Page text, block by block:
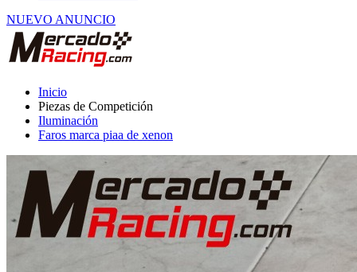
NUEVO ANUNCIO
Inicio
Piezas de Competición
Iluminación
Faros marca piaa de xenon